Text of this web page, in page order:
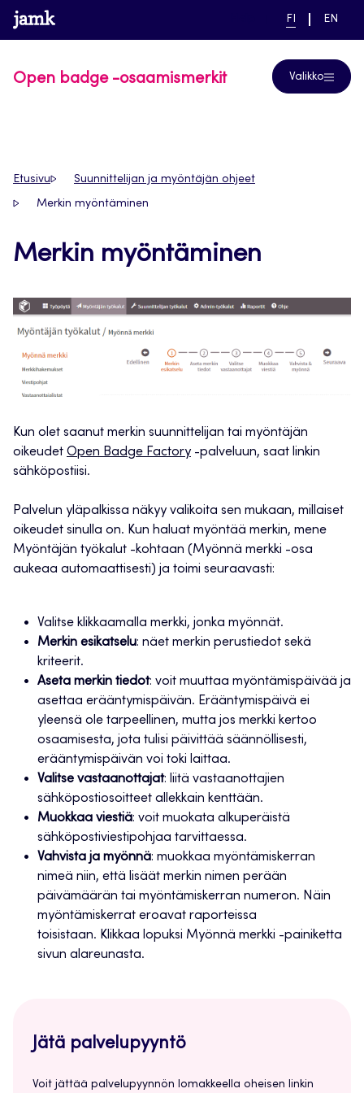
Siirry
suoraan
www.jamk.fi linkki pääsivustolle
NYKYINEN
FI
VAIHDA
EN
Open badge -osaamismerkit Valikko
Etusivu Suunnittelijan ja myöntäjän ohjeet
Merkin myöntäminen
Merkin myöntäminen
Kun olet saanut merkin suunnittelijan tai myöntäjän
oikeudet Open Badge Factory -palveluun, saat linkin
sähköpostiisi.
Palvelun yläpalkissa näkyy valikoita sen mukaan, millaiset
oikeudet sinulla on. Kun haluat myöntää merkin, mene
Myöntäjän työkalut -kohtaan (Myönnä merkki -osa
aukeaa automaattisesti) ja toimi seuraavasti:
Valitse klikkaamalla merkki, jonka myönnät.
Merkin esikatselu: näet merkin perustiedot sekä
kriteerit.
Aseta merkin tiedot: voit muuttaa myöntämispäivää ja
asettaa erääntymispäivän. Erääntymispäivä ei
yleensä ole tarpeellinen, mutta jos merkki kertoo
osaamisesta, jota tulisi päivittää säännöllisesti,
erääntymispäivän voi toki laittaa.
Valitse vastaanottajat: liitä vastaanottajien
sähköpostiosoitteet allekkain kenttään.
Muokkaa viestiä: voit muokata alkuperäistä
sähköpostiviestipohjaa tarvittaessa.
Vahvista ja myönnä: muokkaa myöntämiskerran
nimeä niin, että lisäät merkin nimen perään
päivämäärän tai myöntämiskerran numeron. Näin
myöntämiskerrat eroavat raporteissa
toisistaan. Klikkaa lopuksi Myönnä merkki -painiketta
sivun alareunasta.
Jätä palvelupyyntö
Voit jättää palvelupyynnön lomakkeella oheisen linkin